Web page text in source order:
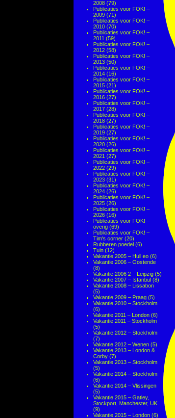
2008 (79)
Publicaties voor FOK! –
2009 (71)
Publicaties voor FOK! –
2010 (70)
Publicaties voor FOK! –
2011 (59)
Publicaties voor FOK! –
2012 (58)
Publicaties voor FOK! –
2013 (50)
Publicaties voor FOK! –
2014 (16)
Publicaties voor FOK! –
2015 (21)
Publicaties voor FOK! –
2016 (27)
Publicaties voor FOK! –
2017 (28)
Publicaties voor FOK! –
2018 (27)
Publicaties voor FOK! –
2019 (27)
Publicaties voor FOK! –
2020 (26)
Publicaties voor FOK! –
2021 (27)
Publicaties voor FOK! –
2022 (29)
Publicaties voor FOK! –
2023 (31)
Publicaties voor FOK! –
2024 (26)
Publicaties voor FOK! –
2025 (26)
Publicaties voor FOK! –
2026 (16)
Publicaties voor FOK! –
overig (69)
Publicaties voor FOK! –
Tim's corner (20)
Rubberen poedel (6)
Tuin (12)
Vakantie 2005 – Hull eo (6)
Vakantie 2006 – Oostende
(8)
Vakantie 2006 2 – Leipzig (5)
Vakantie 2007 – Istanbul (8)
Vakantie 2008 – Lissabon
(5)
Vakantie 2009 – Praag (5)
Vakantie 2010 – Stockholm
(6)
Vakantie 2011 – London (6)
Vakantie 2011 – Stockholm
(5)
Vakantie 2012 – Stockholm
(7)
Vakantie 2012 – Wenen (5)
Vakantie 2013 – London &
Corby (7)
Vakantie 2013 – Stockholm
(5)
Vakantie 2014 – Stockholm
(6)
Vakantie 2014 – Vlissingen
(5)
Vakantie 2015 – Gatley,
Stockport, Manchester, UK
(9)
Vakantie 2015 – London (6)